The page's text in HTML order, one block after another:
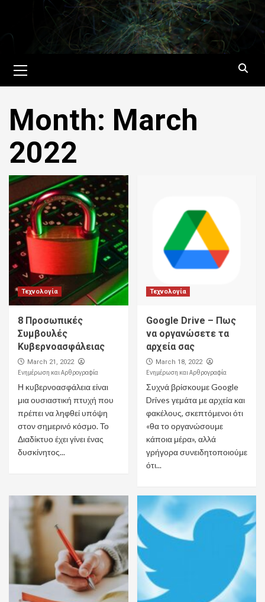
content
Menu
Month: March
2022
Τεχνολογία
8 Προσωπικές
Συμβουλές
Κυβερνοασφάλειας
March 21, 2022
Ενημέρωση και Αρθρογραφία
Η κυβερνοασφάλεια είναι
μια ουσιαστική πτυχή που
πρέπει να ληφθεί υπόψη
στον σημερινό κόσμο. Το
Διαδίκτυο έχει γίνει ένας
δυσκίνητος...
Τεχνολογία
Google Drive – Πως
να οργανώσετε τα
αρχεία σας
March 18, 2022
Ενημέρωση και Αρθρογραφία
Συχνά βρίσκουμε Google
Drives γεμάτα με αρχεία και
φακέλους, σκεπτόμενοι ότι
«θα το οργανώσουμε
κάποια μέρα», αλλά
γρήγορα συνειδητοποιούμε
ότι...